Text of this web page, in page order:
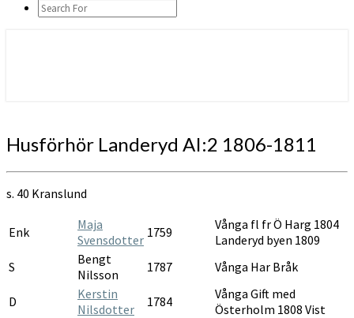
SEARCH
ICON
Husförhör
Landeryd
AI:2
1806-
1811
Husförhör Landeryd AI:2 1806-1811
s. 40 Kranslund
Enk
Maja
Svensdotter 1759
Vånga fl fr Ö Harg 1804
Landeryd byen 1809
S
Bengt
Nilsson
1787 Vånga Har Bråk
D
Kerstin
Nilsdotter
1784
Vånga Gift med
Österholm 1808 Vist